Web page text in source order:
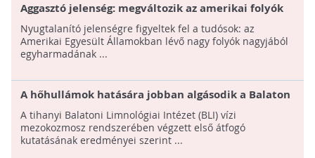
Aggasztó jelenség: megváltozik az amerikai folyók
színe
Nyugtalanító jelenségre figyeltek fel a tudósok: az
Amerikai Egyesült Államokban lévő nagy folyók nagyjából
egyharmadának ...
A hőhullámok hatására jobban algásodik a Balaton
A tihanyi Balatoni Limnológiai Intézet (BLI) vízi
mezokozmosz rendszerében végzett első átfogó
kutatásának eredményei szerint ...